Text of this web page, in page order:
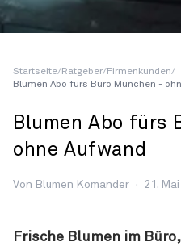
Startseite/Ratgeber/Firmenkunden/
Blumen Abo fürs Büro München -
Blumen Abo fürs
ohne Aufwand
Von Blumen Komander · 21.
Frische Blumen im